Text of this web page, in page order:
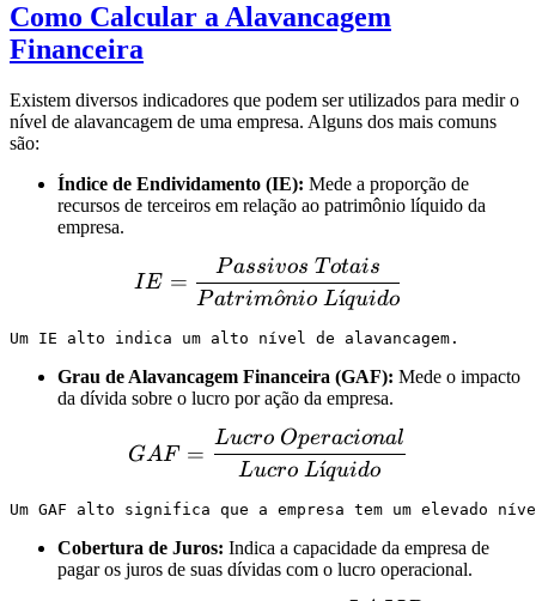
Como Calcular a Alavancagem
Financeira
Existem diversos indicadores que podem ser utilizados para medir o
nível de alavancagem de uma empresa. Alguns dos mais comuns
são:
Índice de Endividamento (IE): Mede a proporção de
recursos de terceiros em relação ao patrimônio líquido da
empresa.
IE = \frac{Passivos \
IE =
Patrimo
^nio Lı
ˊquido
Passivos T otais
Grau de Alavancagem Financeira (GAF): Mede o impacto
da dívida sobre o lucro por ação da empresa.
GAF = \frac{Lucro \
GA F =
Lucro Lı
ˊquido
Lucro Operacional
Cobertura de Juros: Indica a capacidade da empresa de
pagar os juros de suas dívidas com o lucro operacional.